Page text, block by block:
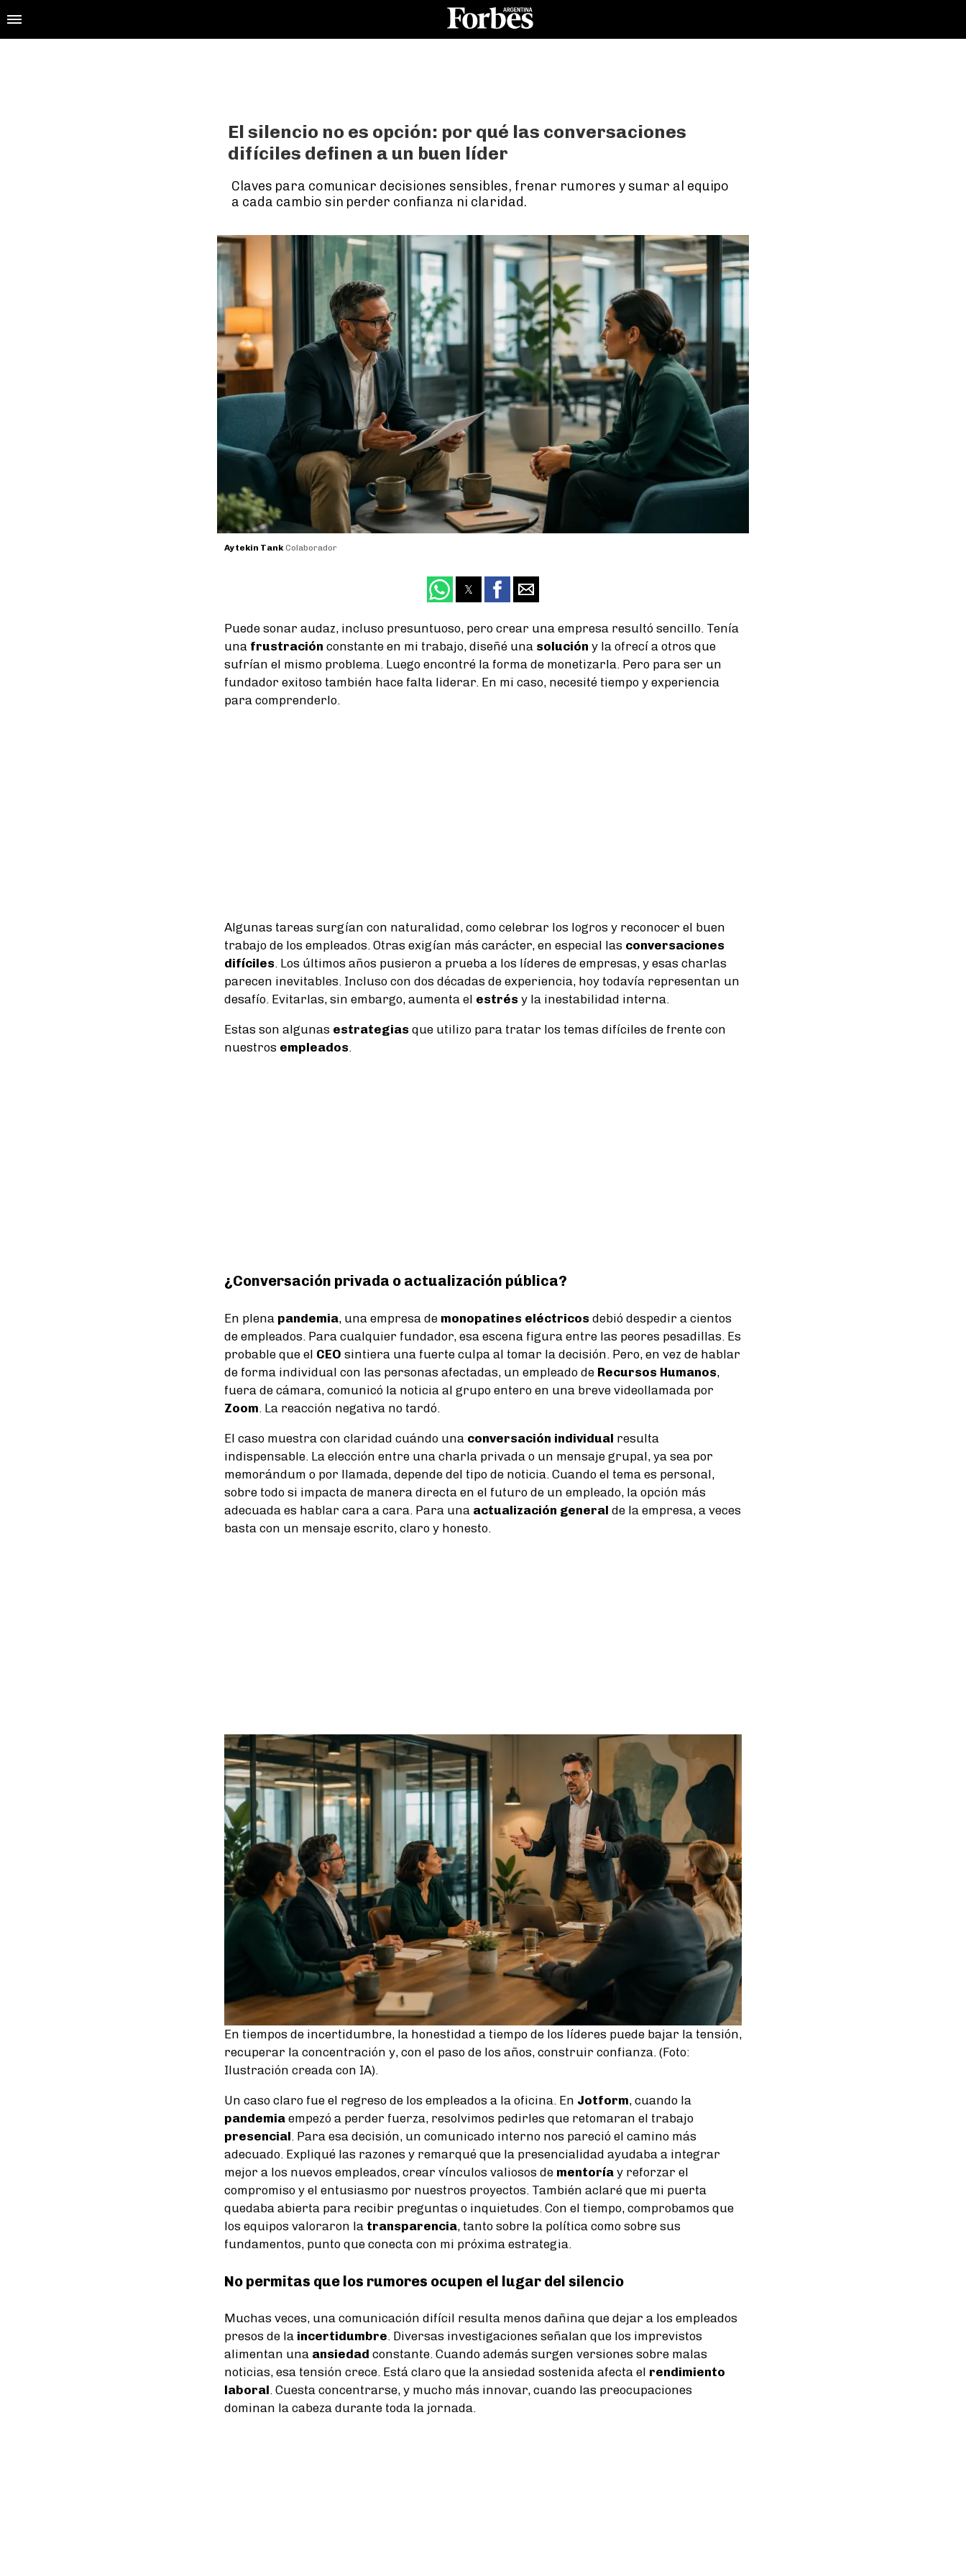
El silencio no es opción: por qué las conversaciones
difíciles definen a un buen líder
Claves para comunicar decisiones sensibles, frenar rumores y sumar al equipo
a cada cambio sin perder confianza ni claridad.
Aytekin Tank Colaborador
Puede sonar audaz, incluso presuntuoso, pero crear una empresa resultó sencillo. Tenía
una frustración constante en mi trabajo, diseñé una solución y la ofrecí a otros que
sufrían el mismo problema. Luego encontré la forma de monetizarla. Pero para ser un
fundador exitoso también hace falta liderar. En mi caso, necesité tiempo y experiencia
para comprenderlo.
Algunas tareas surgían con naturalidad, como celebrar los logros y reconocer el buen
trabajo de los empleados. Otras exigían más carácter, en especial las conversaciones
difíciles . Los últimos años pusieron a prueba a los líderes de empresas, y esas charlas
parecen inevitables. Incluso con dos décadas de experiencia, hoy todavía representan un
desafío. Evitarlas, sin embargo, aumenta el estrés y la inestabilidad interna.
Estas son algunas estrategias que utilizo para tratar los temas difíciles de frente con
nuestros empleados
¿Conversación privada o actualización pública?
En plena pandemia, una empresa de monopatines eléctricos debió despedir a cientos
de empleados. Para cualquier fundador, esa escena figura entre las peores pesadillas. Es
probable que el CEO sintiera una fuerte culpa al tomar la decisión. Pero, en vez de hablar
de forma individual con las personas afectadas, un empleado de Recursos Humanos,
fuera de cámara, comunicó la noticia al grupo entero en una breve videollamada por
Zoom . La reacción negativa no tardó.
El caso muestra con claridad cuándo una conversación individual resulta
indispensable. La elección entre una charla privada o un mensaje grupal, ya sea por
memorándum o por llamada, depende del tipo de noticia. Cuando el tema es personal,
sobre todo si impacta de manera directa en el futuro de un empleado, la opción más
adecuada es hablar cara a cara. Para una actualización general de la empresa, a veces
basta con un mensaje escrito, claro y honesto.
En tiempos de incertidumbre, la honestidad a tiempo de los líderes puede bajar la tensión,
recuperar la concentración y, con el paso de los años, construir confianza. (Foto:
Ilustración creada con IA).
Un caso claro fue el regreso de los empleados a la oficina. En Jotform, cuando la
pandemia empezó a perder fuerza, resolvimos pedirles que retomaran el trabajo
presencial. Para esa decisión, un comunicado interno nos pareció el camino más
adecuado. Expliqué las razones y remarqué que la presencialidad ayudaba a integrar
mejor a los nuevos empleados, crear vínculos valiosos de mentoría y reforzar el
compromiso y el entusiasmo por nuestros proyectos. También aclaré que mi puerta
quedaba abierta para recibir preguntas o inquietudes. Con el tiempo, comprobamos que
los equipos valoraron la transparencia, tanto sobre la política como sobre sus
fundamentos, punto que conecta con mi próxima estrategia.
No permitas que los rumores ocupen el lugar del silencio
Muchas veces, una comunicación difícil resulta menos dañina que dejar a los empleados
presos de la incertidumbre. Diversas investigaciones señalan que los imprevistos
alimentan una ansiedad constante. Cuando además surgen versiones sobre malas
noticias, esa tensión crece. Está claro que la ansiedad sostenida afecta el rendimiento
laboral. Cuesta concentrarse, y mucho más innovar, cuando las preocupaciones
dominan la cabeza durante toda la jornada.